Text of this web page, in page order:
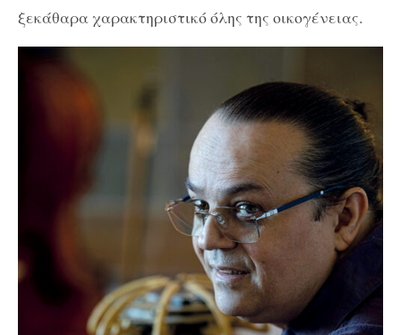
ξεκάθαρα χαρακτηριστικό όλης της οικογένειας.